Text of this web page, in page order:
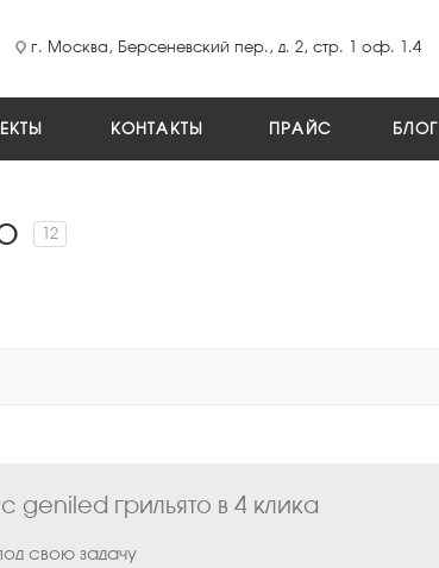
г. Москва, Берсеневский пер., д. 2, стр. 1 оф. 1.4
КОНТАКТЫ ПРАЙС БЛОГ
12
geniled грильято в 4 клика
свою задачу